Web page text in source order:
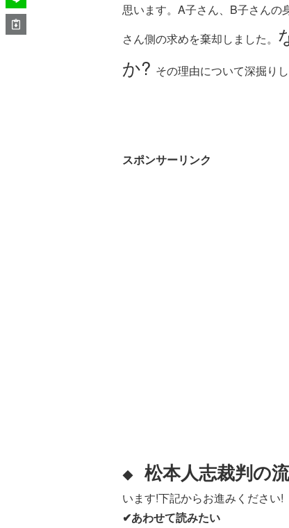
思います。A子さん、B子さんの
さん側の求めを棄却しました。
か? その理由について深掘りし
スポンサーリンク
◆ 松本人志裁判の
います!下記からお進みください!
✔あわせて読みたい